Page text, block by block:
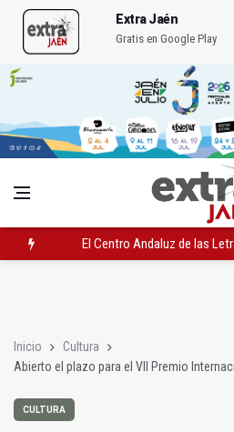
Extra Jaén
Gratis en Google Play
El Centro Andaluz de las
Inicio
Cultura
Abierto el plazo para el VII Premio
CULTURA